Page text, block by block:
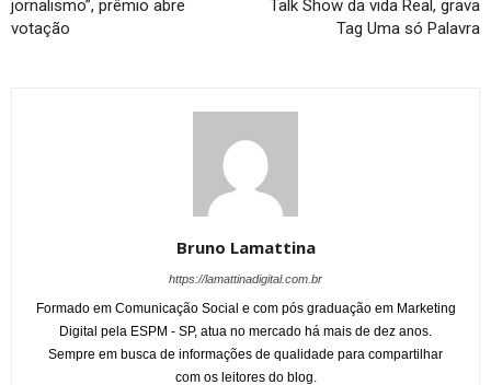
jornalismo”, prêmio abre
votação
Talk Show da vida Real, grava
Tag Uma só Palavra
Bruno Lamattina
https://lamattinadigital.com.br
Formado em Comunicação Social e com pós graduação em Marketing
Digital pela ESPM - SP, atua no mercado há mais de dez anos.
Sempre em busca de informações de qualidade para compartilhar
com os leitores do blog.